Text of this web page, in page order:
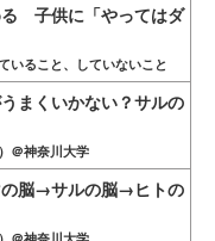
子供に「やってはダ
いること、していないこと
まくいかない？サルの
＠神奈川大学
脳→サルの脳→ヒトの